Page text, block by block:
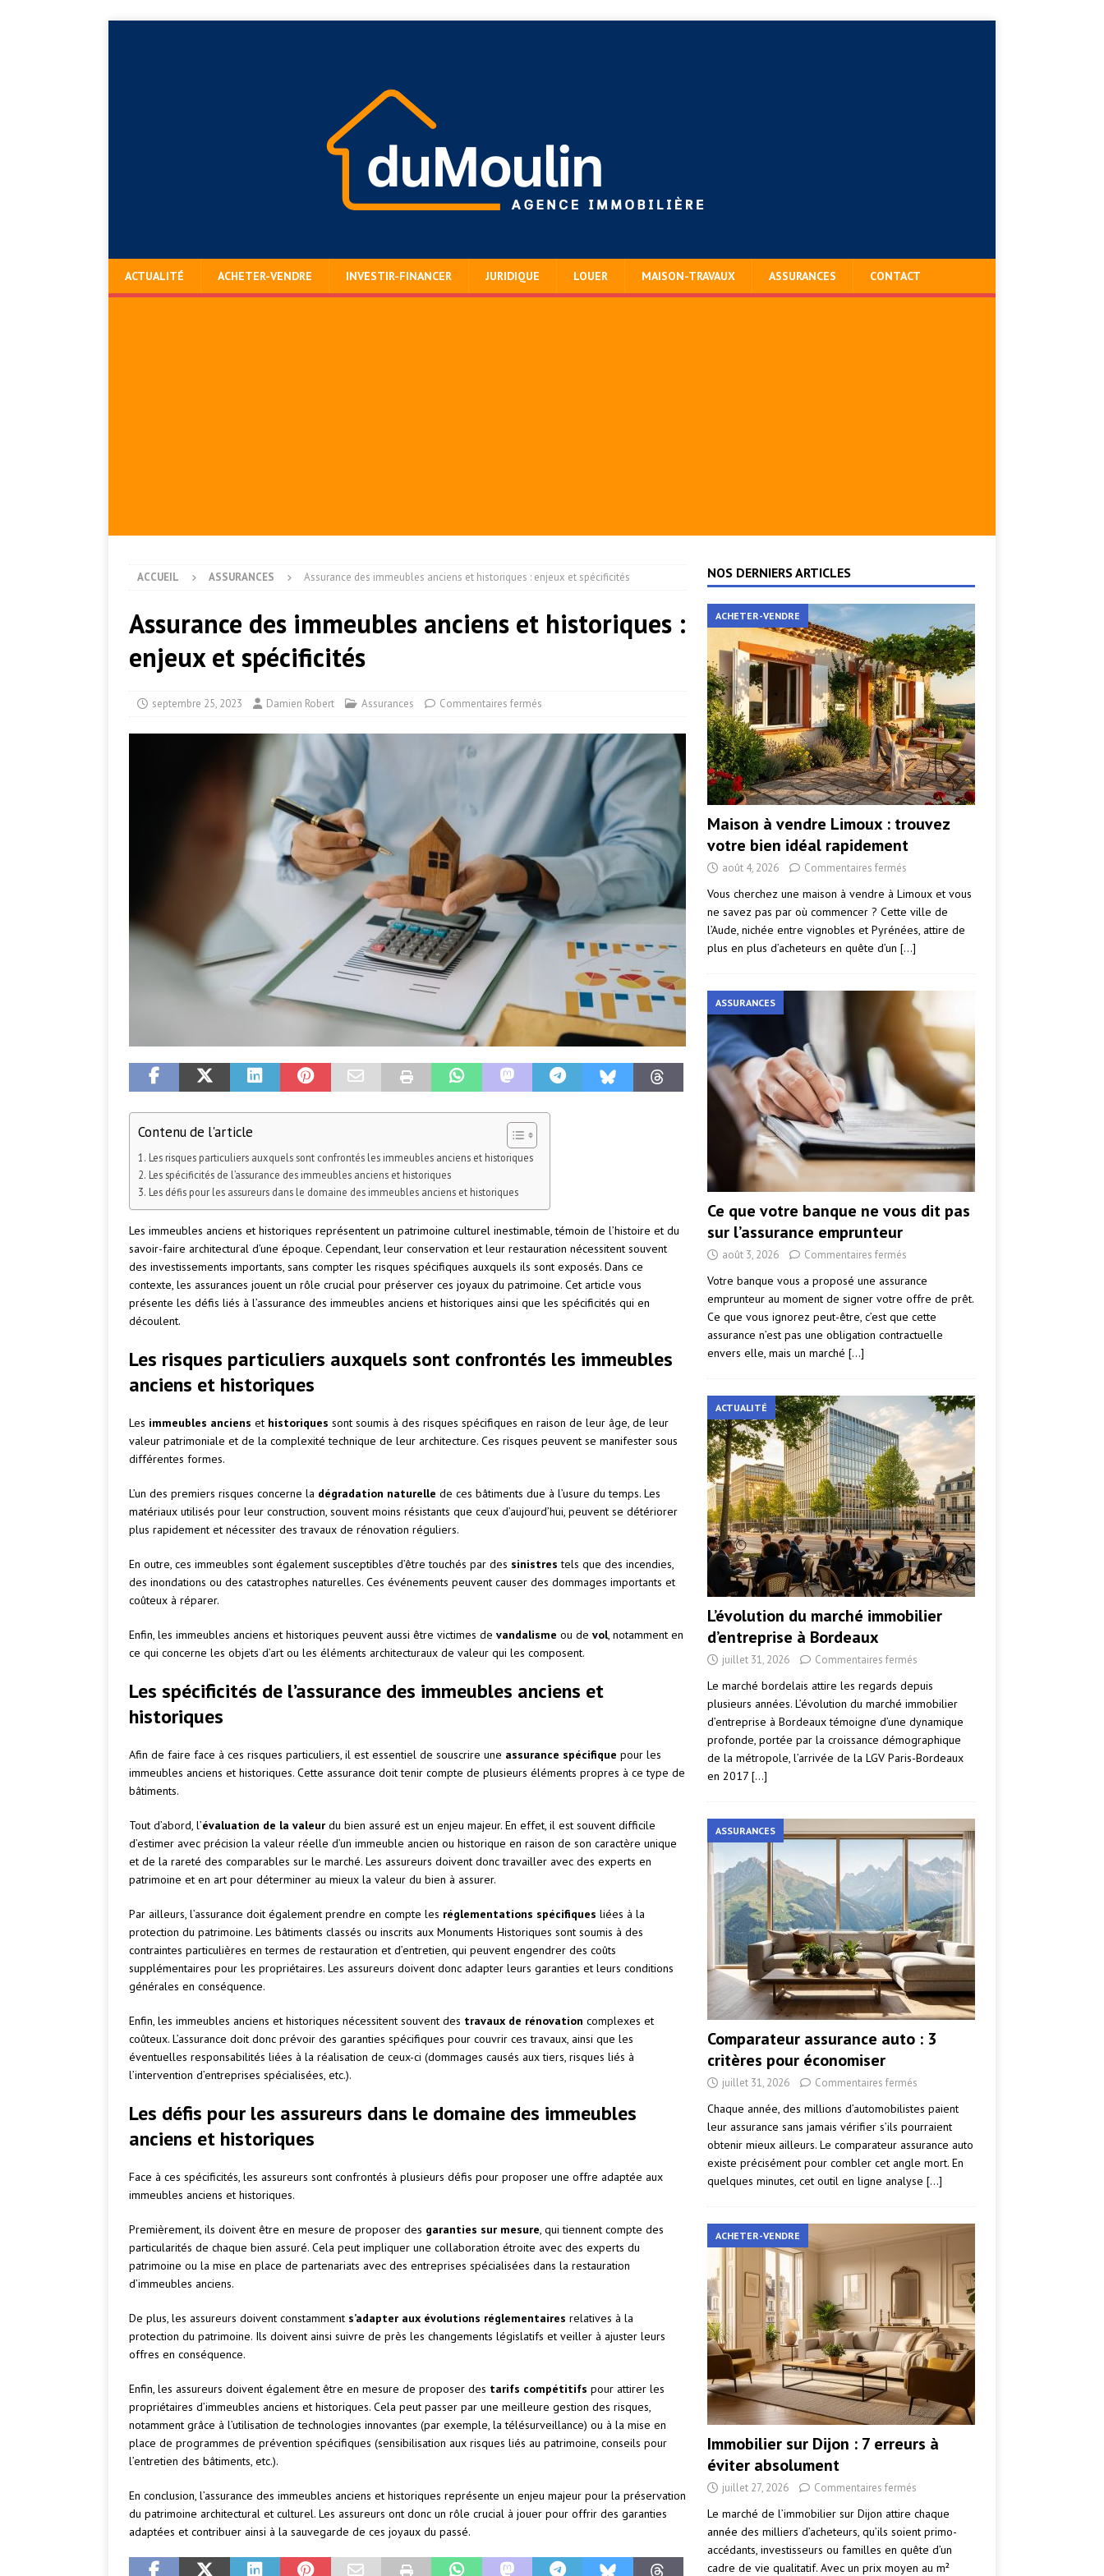
ACTUALITÉ ACHETER-VENDRE INVESTIR-FINANCER JURIDIQUE LOUER MAISON-TRAVAUX ASSURANCES CONTACT
ACCUEIL ASSURANCES Assurance des immeubles anciens et historiques : enjeux et spécificités
Assurance des immeubles anciens et historiques :
enjeux et spécificités
septembre 25, 2023 Damien Robert Assurances Commentaires fermés
Contenu de l'article
Les risques particuliers auxquels sont confrontés les immeubles anciens et historiques
Les spécificités de l’assurance des immeubles anciens et historiques
Les défis pour les assureurs dans le domaine des immeubles anciens et historiques
Les immeubles anciens et historiques représentent un patrimoine culturel inestimable, témoin de l’histoire et du
savoir-faire architectural d’une époque. Cependant, leur conservation et leur restauration nécessitent souvent
des investissements importants, sans compter les risques spécifiques auxquels ils sont exposés. Dans ce
contexte, les assurances jouent un rôle crucial pour préserver ces joyaux du patrimoine. Cet article vous
présente les défis liés à l’assurance des immeubles anciens et historiques ainsi que les spécificités qui en
découlent.
Les risques particuliers auxquels sont confrontés les immeubles
anciens et historiques
Les immeubles anciens et historiques sont soumis à des risques spécifiques en raison de leur âge, de leur
valeur patrimoniale et de la complexité technique de leur architecture. Ces risques peuvent se manifester sous
différentes formes.
L’un des premiers risques concerne la dégradation naturelle de ces bâtiments due à l’usure du temps. Les
matériaux utilisés pour leur construction, souvent moins résistants que ceux d’aujourd’hui, peuvent se détériorer
plus rapidement et nécessiter des travaux de rénovation réguliers.
En outre, ces immeubles sont également susceptibles d’être touchés par des sinistres tels que des incendies,
des inondations ou des catastrophes naturelles. Ces événements peuvent causer des dommages importants et
coûteux à réparer.
Enfin, les immeubles anciens et historiques peuvent aussi être victimes de vandalisme ou de vol, notamment en
ce qui concerne les objets d’art ou les éléments architecturaux de valeur qui les composent.
Les spécificités de l’assurance des immeubles anciens et
historiques
Afin de faire face à ces risques particuliers, il est essentiel de souscrire une assurance spécifique pour les
immeubles anciens et historiques. Cette assurance doit tenir compte de plusieurs éléments propres à ce type de
bâtiments.
Tout d’abord, l’évaluation de la valeur du bien assuré est un enjeu majeur. En effet, il est souvent difficile
d’estimer avec précision la valeur réelle d’un immeuble ancien ou historique en raison de son caractère unique
et de la rareté des comparables sur le marché. Les assureurs doivent donc travailler avec des experts en
patrimoine et en art pour déterminer au mieux la valeur du bien à assurer.
Par ailleurs, l’assurance doit également prendre en compte les réglementations spécifiques liées à la
protection du patrimoine. Les bâtiments classés ou inscrits aux Monuments Historiques sont soumis à des
contraintes particulières en termes de restauration et d’entretien, qui peuvent engendrer des coûts
supplémentaires pour les propriétaires. Les assureurs doivent donc adapter leurs garanties et leurs conditions
générales en conséquence.
Enfin, les immeubles anciens et historiques nécessitent souvent des travaux de rénovation complexes et
coûteux. L’assurance doit donc prévoir des garanties spécifiques pour couvrir ces travaux, ainsi que les
éventuelles responsabilités liées à la réalisation de ceux-ci (dommages causés aux tiers, risques liés à
l’intervention d’entreprises spécialisées, etc.).
Les défis pour les assureurs dans le domaine des immeubles
anciens et historiques
Face à ces spécificités, les assureurs sont confrontés à plusieurs défis pour proposer une offre adaptée aux
immeubles anciens et historiques.
Premièrement, ils doivent être en mesure de proposer des garanties sur mesure, qui tiennent compte des
particularités de chaque bien assuré. Cela peut impliquer une collaboration étroite avec des experts du
patrimoine ou la mise en place de partenariats avec des entreprises spécialisées dans la restauration
d’immeubles anciens.
De plus, les assureurs doivent constamment s’adapter aux évolutions réglementaires relatives à la
protection du patrimoine. Ils doivent ainsi suivre de près les changements législatifs et veiller à ajuster leurs
offres en conséquence.
Enfin, les assureurs doivent également être en mesure de proposer des tarifs compétitifs pour attirer les
propriétaires d’immeubles anciens et historiques. Cela peut passer par une meilleure gestion des risques,
notamment grâce à l’utilisation de technologies innovantes (par exemple, la télésurveillance) ou à la mise en
place de programmes de prévention spécifiques (sensibilisation aux risques liés au patrimoine, conseils pour
l’entretien des bâtiments, etc.).
En conclusion, l’assurance des immeubles anciens et historiques représente un enjeu majeur pour la préservation
du patrimoine architectural et culturel. Les assureurs ont donc un rôle crucial à jouer pour offrir des garanties
adaptées et contribuer ainsi à la sauvegarde de ces joyaux du passé.
NOS DERNIERS ARTICLES
ACHETER-VENDRE
Maison à vendre Limoux : trouvez
votre bien idéal rapidement
août 4, 2026 Commentaires fermés
Vous cherchez une maison à vendre à Limoux et vous
ne savez pas par où commencer ? Cette ville de
l’Aude, nichée entre vignobles et Pyrénées, attire de
plus en plus d’acheteurs en quête d’un […]
ASSURANCES
Ce que votre banque ne vous dit pas
sur l’assurance emprunteur
août 3, 2026 Commentaires fermés
Votre banque vous a proposé une assurance
emprunteur au moment de signer votre offre de prêt.
Ce que vous ignorez peut-être, c’est que cette
assurance n’est pas une obligation contractuelle
envers elle, mais un marché […]
ACTUALITÉ
L’évolution du marché immobilier
d’entreprise à Bordeaux
juillet 31, 2026 Commentaires fermés
Le marché bordelais attire les regards depuis
plusieurs années. L’évolution du marché immobilier
d’entreprise à Bordeaux témoigne d’une dynamique
profonde, portée par la croissance démographique
de la métropole, l’arrivée de la LGV Paris-Bordeaux
en 2017 […]
ASSURANCES
Comparateur assurance auto : 3
critères pour économiser
juillet 31, 2026 Commentaires fermés
Chaque année, des millions d’automobilistes paient
leur assurance sans jamais vérifier s’ils pourraient
obtenir mieux ailleurs. Le comparateur assurance auto
existe précisément pour combler cet angle mort. En
quelques minutes, cet outil en ligne analyse […]
ACHETER-VENDRE
Immobilier sur Dijon : 7 erreurs à
éviter absolument
juillet 27, 2026 Commentaires fermés
Le marché de l’immobilier sur Dijon attire chaque
année des milliers d’acheteurs, qu’ils soient primo-
accédants, investisseurs ou familles en quête d’un
cadre de vie qualitatif. Avec un prix moyen au m²